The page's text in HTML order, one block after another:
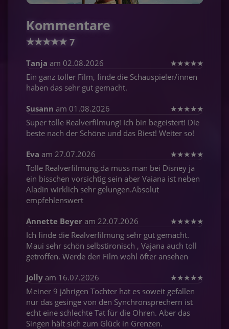
Kommentare
★★★★★ 7
Tanja am 02.08.2026 ★★★★★
Ein ganz toller Film, finde die Schauspieler/innen
haben das sehr gut gemacht.
Susann am 01.08.2026 ★★★★★
Super tolle Realverfilmung! Ich bin begeistert! Die
beste nach der Schöne und das Biest! Weiter so!
Eva am 27.07.2026 ★★★★★
Tolle Realverfilmung,da muss man bei Disney ja
ein bisschen vorsichtig sein aber Vaiana ist neben
Aladin wirklich sehr gelungen.Absolut
empfehlenswert
Annette Beyer am 22.07.2026 ★★★★★
Ich finde die Realverfilmung sehr gut gemacht.
Maui sehr schön selbstironisch , Vajana auch toll
getroffen. Werde den Film wohl öfter ansehen
Jolly am 16.07.2026 ★★★★★
Meiner 9 jährigen Tochter hat es soweit gefallen
nur das gesinge von den Synchronsprechern ist
echt eine schlechte Tat für die Ohren. Aber das
Singen hält sich zum Glück in Grenzen.